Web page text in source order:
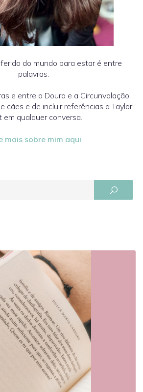
do mundo para estar é entre
palavras.
e entre o Douro e a Circunvalação.
cães e de incluir referências a Taylor
em qualquer conversa.
mais sobre mim aqui.